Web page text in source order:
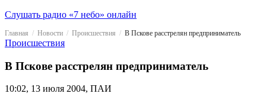
Слушать радио «7 небо» онлайн
Главная Новости Происшествия В Пскове расстрелян предприниматель
Происшествия
В Пскове расстрелян предприниматель
10:02, 13 июля 2004, ПАИ